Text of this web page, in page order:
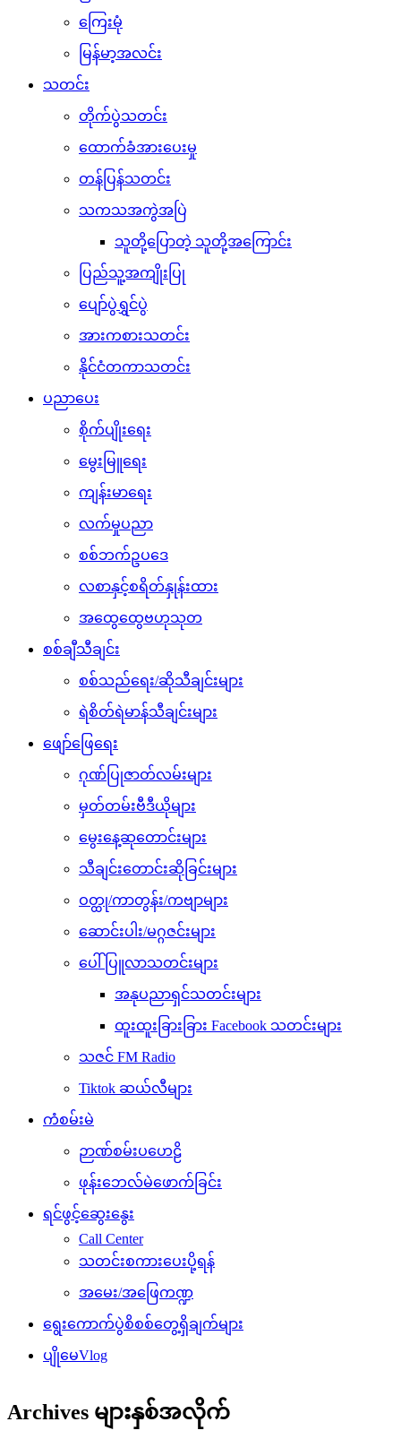
ကြေးမုံ
မြန်မာ့အလင်း
သတင်း
တိုက်ပွဲသတင်း
ထောက်ခံအားပေးမှု
တန်ပြန်သတင်း
သကသအကွဲအပြဲ
သူတို့ပြောတဲ့ သူတို့အကြောင်း
ပြည်သူ့အကျိုးပြု
ပျော်ပွဲရွှင်ပွဲ
အားကစားသတင်း
နိုင်ငံတကာသတင်း
ပညာပေး
စိုက်ပျိုးရေး
မွေးမြူရေး
ကျန်းမာရေး
လက်မှုပညာ
စစ်ဘက်ဥပဒေ
လစာနှင့်စရိတ်နှုန်းထား
အထွေထွေဗဟုသုတ
စစ်ချီသီချင်း
စစ်သည်ရေး/ဆိုသီချင်းများ
ရဲစိတ်ရဲမာန်သီချင်းများ
ဖျော်ဖြေရေး
ဂုဏ်ပြုဇာတ်လမ်းများ
မှတ်တမ်းဗီဒီယိုများ
မွေးနေ့ဆုတောင်းများ
သီချင်းတောင်းဆိုခြင်းများ
ဝတ္ထု/ကာတွန်း/ကဗျာများ
ဆောင်းပါး/မဂ္ဂဇင်းများ
ပေါ်ပြူလာသတင်းများ
အနုပညာရှင်သတင်းများ
ထူးထူးခြားခြား Facebook သတင်းများ
သဇင် FM Radio
Tiktok ဆယ်လီများ
ကံစမ်းမဲ
ဉာဏ်စမ်းပဟေဠိ
ဖုန်းဘေလ်မဲဖောက်ခြင်း
ရင်ဖွင့်ဆွေးနွေး
Call Center
သတင်းစကားပေးပို့ရန်
အမေး/အဖြေကဏ္ဍ
ရွေးကောက်ပွဲစိစစ်တွေ့ရှိချက်များ
ပျိုမေVlog
Archives များနှစ်အလိုက်